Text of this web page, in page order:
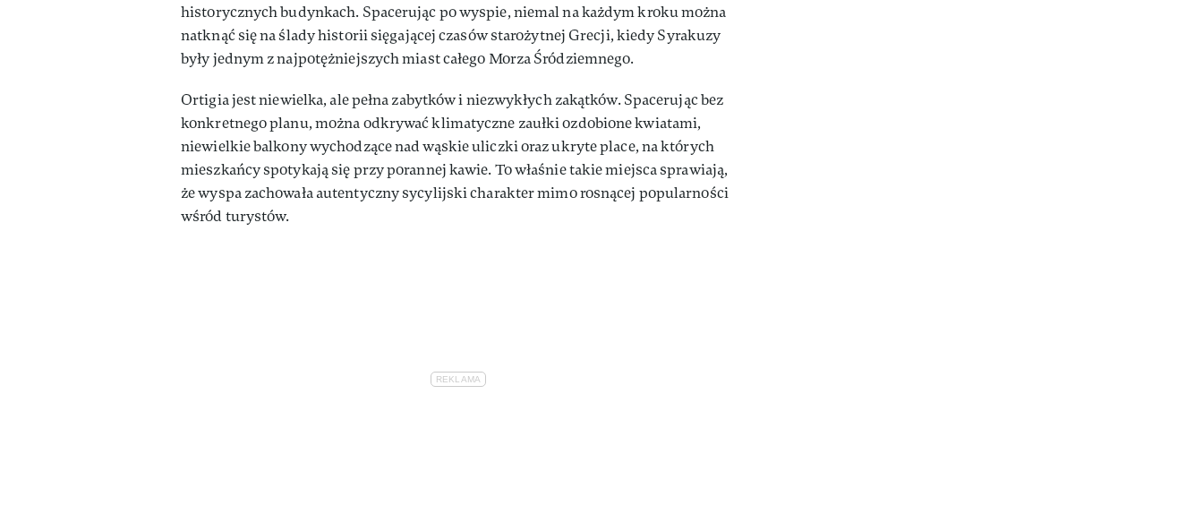
historycznych budynkach. Spacerując po wyspie, niemal na każdym kroku można
natknąć się na ślady historii sięgającej czasów starożytnej Grecji, kiedy Syrakuzy
były jednym z najpotężniejszych miast całego Morza Śródziemnego.
Ortigia jest niewielka, ale pełna zabytków i niezwykłych zakątków. Spacerując bez
konkretnego planu, można odkrywać klimatyczne zaułki ozdobione kwiatami,
niewielkie balkony wychodzące nad wąskie uliczki oraz ukryte place, na których
mieszkańcy spotykają się przy porannej kawie. To właśnie takie miejsca sprawiają,
że wyspa zachowała autentyczny sycylijski charakter mimo rosnącej popularności
wśród turystów.